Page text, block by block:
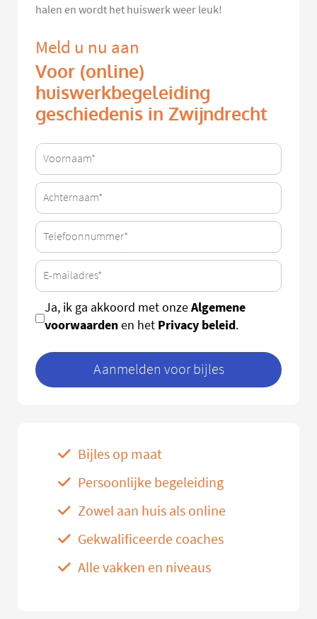
halen en wordt het huiswerk weer leuk!
Meld u nu aan
Voor (online)
huiswerkbegeleiding
geschiedenis in Zwijndrecht
Ja, ik ga akkoord met onzeAlgemene
voorwaardenen het Privacy beleid.
Aanmelden voor bijles
Bijles op maat
Persoonlijke begeleiding
Zowel aan huis als online
Gekwalificeerde coaches
Alle vakken en niveaus